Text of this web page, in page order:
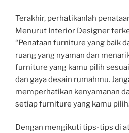
Terakhir, perhatikanlah
Menurut Interior Designer
“Penataan furniture yang baik
ruang yang nyaman dan
furniture yang kamu pilih
dan gaya desain rumahmu.
memperhatikan kenyamanan
setiap furniture yang kamu
Dengan mengikuti tips-tips di